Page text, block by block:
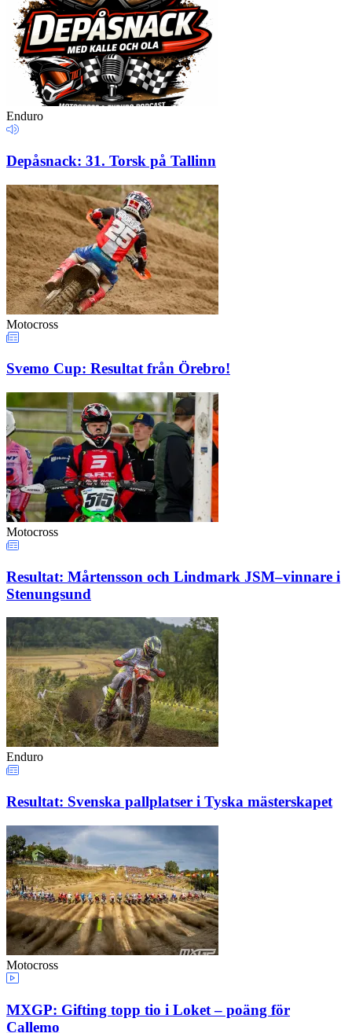
Enduro
Depåsnack: 31. Torsk på Tallinn
Motocross
Svemo Cup: Resultat från Örebro!
Motocross
Resultat: Mårtensson och Lindmark JSM–vinnare i
Stenungsund
Enduro
Resultat: Svenska pallplatser i Tyska mästerskapet
Motocross
MXGP: Gifting topp tio i Loket – poäng för
Callemo